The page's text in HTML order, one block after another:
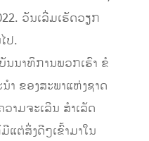
ວັນເລີ່ມເຮັດວຽກ
ປ.
ນນາທິການພວກເຮົາ ຂໍ
ຂອງສະພາແຫ່ງຊາດ
າມຈະເລີນ ສຳເລັດ
ຕ່ສິ່ງດີໆເຂົ້າມາໃນ